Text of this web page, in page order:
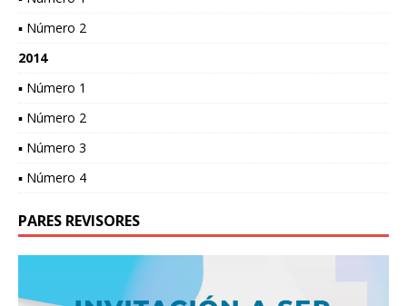
▪ Número 2
2014
▪ Número 1
▪ Número 2
▪ Número 3
▪ Número 4
PARES REVISORES